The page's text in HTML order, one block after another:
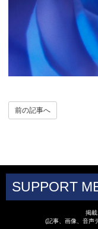
前の記事へ
SUPPORT
掲
(記事、画像、音声